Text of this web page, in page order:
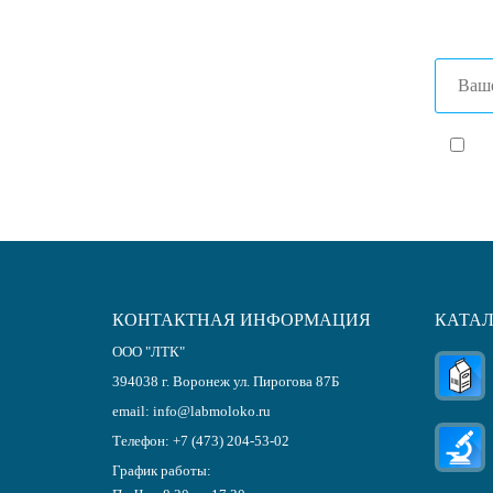
КОНТАКТНАЯ ИНФОРМАЦИЯ
ООО "ЛТК"
394038 г. Воронеж ул. Пирогова 87Б
email: info@labmoloko.ru
Телефон: +7 (473) 204-53-02
График работы: